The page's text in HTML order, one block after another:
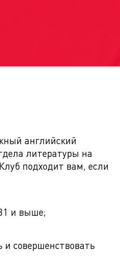
английский
литературы на
подходит вам, если
и выше;
и совершенствовать